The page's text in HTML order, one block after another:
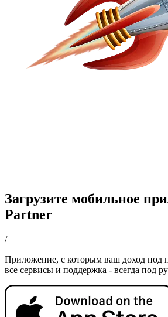
Загрузите мобильное
Partner
/
Приложение, с которым ваш доход под
все сервисы и поддержка - всегда под